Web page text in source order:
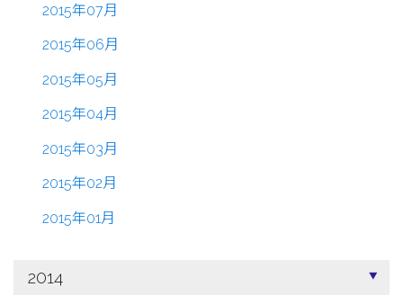
2015年07月
2015年06月
2015年05月
2015年04月
2015年03月
2015年02月
2015年01月
2014